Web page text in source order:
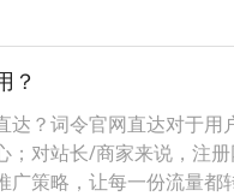
？
达？词令官网直达对于
；对站长/商家来说，注
广策略，让每一份流量都